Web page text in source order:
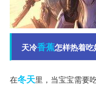
天冷香蕉怎样热着吃
在冬天里，当宝宝需要